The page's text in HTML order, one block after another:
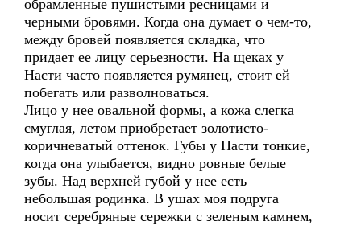
обрамленные пушистыми ресницами и
черными бровями. Когда она думает о чем-то,
между бровей появляется складка, что
придает ее лицу серьезности. На щеках у
Насти часто появляется румянец, стоит ей
побегать или разволноваться.
Лицо у нее овальной формы, а кожа слегка
смуглая, летом приобретает золотисто-
коричневатый оттенок. Губы у Насти тонкие,
когда она улыбается, видно ровные белые
зубы. Над верхней губой у нее есть
небольшая родинка. В ушах моя подруга
носит серебряные сережки с зеленым камнем,